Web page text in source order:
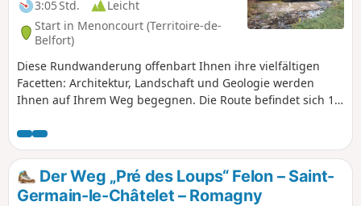
3:05 Std.
Leicht
Start in Menoncourt (Territoire-de-
Belfort)
Diese Rundwanderung offenbart Ihnen ihre vielfältigen
Facetten: Architektur, Landschaft und Geologie werden
Ihnen auf Ihrem Weg begegnen. Die Route befindet sich 10
N83) aus leicht zu erreichen. Sie ist mit einer Blauen
Scheibe markiert.
Der Weg „Pré des Loups“ Felon – Saint-
Germain-le-Châtelet – Romagny